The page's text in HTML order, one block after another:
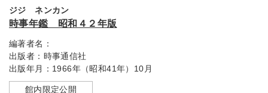
ジジ ネンカン
時事年鑑 昭和４２年版
編著者名：
出版者： 時事通信社
出版年月： 1966年（昭和41年）10月
館内限定公開